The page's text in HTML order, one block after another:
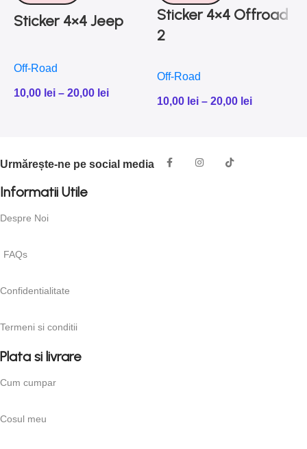
Sticker 4×4 Jeep
Off-Road
10,00 lei – 20,00 lei
Sticker 4×4 Offroad
2
Off-Road
10,00 lei – 20,00 lei
Urmărește-ne pe social media
Informatii Utile
Despre Noi
FAQs
Confidentialitate
Termeni si conditii
Plata si livrare
Cum cumpar
Cosul meu